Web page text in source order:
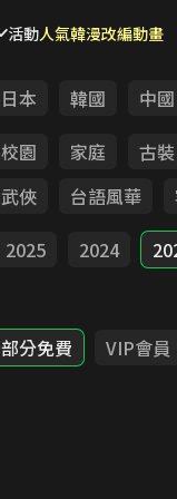
活動人氣韓漫改編動畫
日本 韓國
中國
校園 家庭
古裝
武俠 台語風華
2025 2024
部分免費 VIP會員